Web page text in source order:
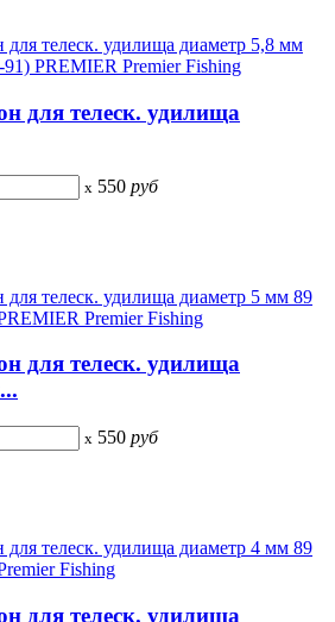
для телеск. удилища
x 550 руб
для телеск. удилища
x 550 руб
для телеск. удилища